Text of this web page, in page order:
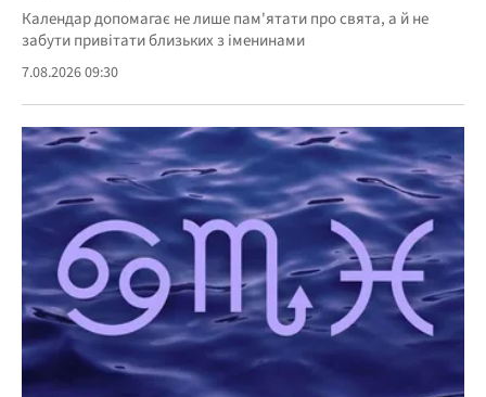
Календар допомагає не лише пам'ятати про свята, а й не
забути привітати близьких з іменинами
7.08.2026 09:30